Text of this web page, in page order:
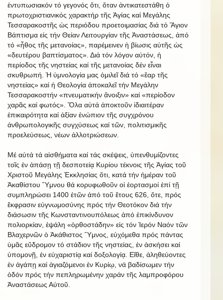
ἐντυπωσιακόν τό γεγονός ὅτι, ὅταν ἀντικατεστάθη ὁ
πρωτοχριστιανικός χαρακτήρ τῆς Ἁγίας καί Μεγάλης
Τεσσαρακοστῆς ὡς περιόδου προετοιμασίας διά τό Ἅγιον
Βάπτισμα εἰς τήν Θείαν Λειτουργίαν τῆς Ἀναστάσεως, ἀπό
τό «ἦθος τῆς μετανοίας», παρέμεινεν ἡ βίωσις αὐτῆς ὡς
«δευτέρου βαπτίσματος». Διά τόν λόγον αὐτόν, ἡ
περίοδος τῆς νηστείας καί τῆς μετανοίας δέν εἶναι
σκυθρωπή. Ἡ ὑμνολογία μας ὁμιλεῖ διά τό «ἔαρ τῆς
νηστείας» καί ἡ Θεολογία ἀποκαλεῖ τήν Μεγάλην
Τεσσαρακοστήν «πνευματικήν ἄνοιξιν» καί «περίοδον
χαρᾶς καί φωτός». Ὅλα αὐτά ἀποκτοῦν ἰδιαιτέραν
ἐπικαιρότητα καί ἀξίαν ἐνώπιον τῆς συγχρόνου
ἀνθρωπολογικῆς συγχύσεως καί τῶν, πολιτισμικῆς
προελεύσεως, νέων ἀλλοτριώσεων.
Μέ αὐτά τά αἰσθήματα καί τάς σκέψεις, ὑπενθυμίζοντες
τοῖς ἐν ἁπάσῃ τῇ δεσποτείᾳ Κυρίου τέκνοις τῆς Ἁγίας τοῦ
Χριστοῦ Μεγάλης Ἐκκλησίας ὅτι, κατά τήν ἡμέραν τοῦ
Ἀκαθίστου Ὕμνου θά κορυφωθοῦν οἱ ἑορτασμοί ἐπί τῇ
συμπληρώσει 1400 ἐτῶν ἀπό τοῦ ἔτους 626, ὅτε, πρός
ἔκφρασιν εὐγνωμοσύνης πρός τήν Θεοτόκον διά τήν
διάσωσιν τῆς Κωνσταντινουπόλεως ἀπό ἐπικίνδυνον
πολιορκίαν, ἐψάλη «ὀρθοστάδην» εἰς τόν Ἱερόν Ναόν τῶν
Βλαχερνῶν ὁ Ἀκάθιστος Ὕμνος, εὐχόμεθα πρός πάντας
ὑμᾶς εὔδρομον τό στάδιον τῆς νηστείας, ἐν ἀσκήσει καί
ὑπομονῇ, ἐν εὐχαριστίᾳ καί δοξολογίᾳ. Εἴθε, ἀληθεύοντες
ἐν ἀγάπῃ καί ἁγιαζόμενοι ἐν Κυρίῳ, νά βαδίσωμεν τήν
ὁδόν πρός τήν πεπληρωμένην χαράν τῆς λαμπροφόρου
Ἀναστάσεως Αὐτοῦ.